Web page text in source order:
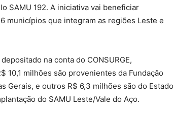
SAMU 192. A iniciativa vai beneficiar
municípios que integram as regiões Leste e
na conta do CONSURGE,
10,1 milhões são provenientes da Fundação
Gerais, e outros R$ 6,3 milhões são do Estado
do SAMU Leste/Vale do Aço.